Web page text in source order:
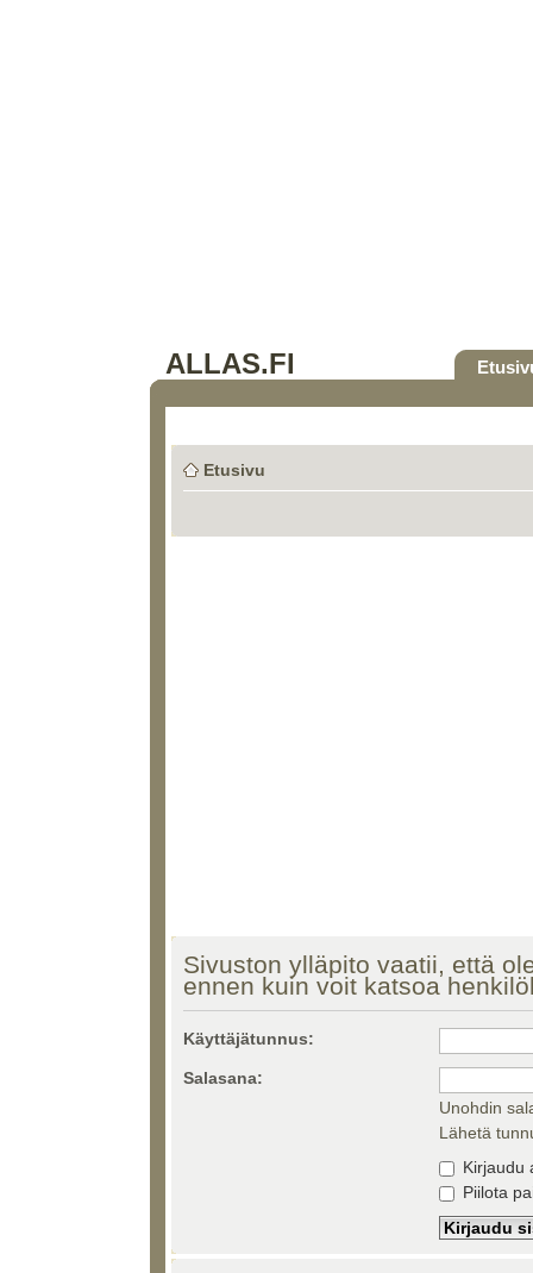
ALLAS.FI
Etusivu
Sivuston ylläpito vaatii, että
ennen kuin voit katsoa
Käyttäjätunnus:
Salasana:
Unohdin
Lähetä
Kirjaudu
Piilota